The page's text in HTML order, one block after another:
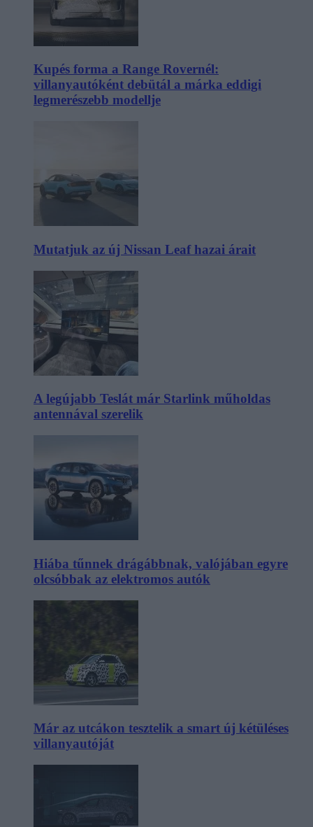
Kupés forma a Range Rovernél:
villanyautóként debütál a márka eddigi
legmerészebb modellje
Mutatjuk az új Nissan Leaf hazai árait
A legújabb Teslát már Starlink műholdas
antennával szerelik
Hiába tűnnek drágábbnak, valójában egyre
olcsóbbak az elektromos autók
Már az utcákon tesztelik a smart új kétüléses
villanyautóját